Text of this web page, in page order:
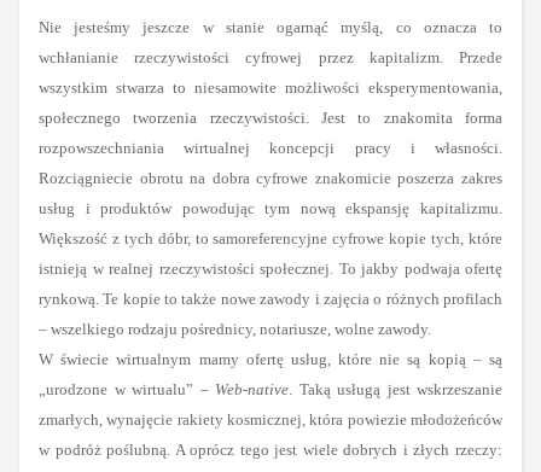
Nie jesteśmy jeszcze w stanie ogarnąć myślą, co oznacza to
wchłanianie rzeczywistości cyfrowej przez kapitalizm. Przede
wszystkim stwarza to niesamowite możliwości eksperymentowania,
społecznego tworzenia rzeczywistości. Jest to znakomita forma
rozpowszechniania wirtualnej koncepcji pracy i własności.
Rozciągniecie obrotu na dobra cyfrowe znakomicie poszerza zakres
usług i produktów powodując tym nową ekspansję kapitalizmu.
Większość z tych dóbr, to samoreferencyjne cyfrowe kopie tych, które
istnieją w realnej rzeczywistości społecznej. To jakby podwaja ofertę
rynkową. Te kopie to także nowe zawody i zajęcia o różnych profilach
– wszelkiego rodzaju pośrednicy, notariusze, wolne zawody.
W świecie wirtualnym mamy ofertę usług, które nie są kopią – są
„urodzone w wirtualu” – Web-native . Taką usługą jest wskrzeszanie
zmarłych, wynajęcie rakiety kosmicznej, która powiezie młodożeńców
w podróż poślubną. A oprócz tego jest wiele dobrych i złych rzeczy: